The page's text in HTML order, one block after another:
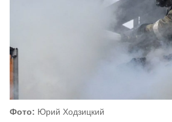
Фото: Юрий Ходзицкий